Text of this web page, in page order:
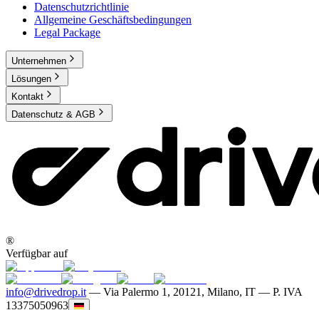
Datenschutzrichtlinie
Allgemeine Geschäftsbedingungen
Legal Package
Unternehmen
Lösungen
Kontakt
Datenschutz & AGB
®
Verfügbar auf
info@drivedrop.it— Via Palermo 1, 20121, Milano, IT — P. IVA
13375050963